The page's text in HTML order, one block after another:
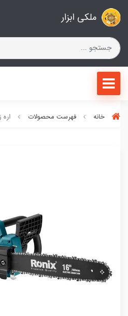
ملکی ابزار
خانه فهرست محصولات اره